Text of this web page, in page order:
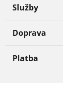
Služby
Doprava
Platba